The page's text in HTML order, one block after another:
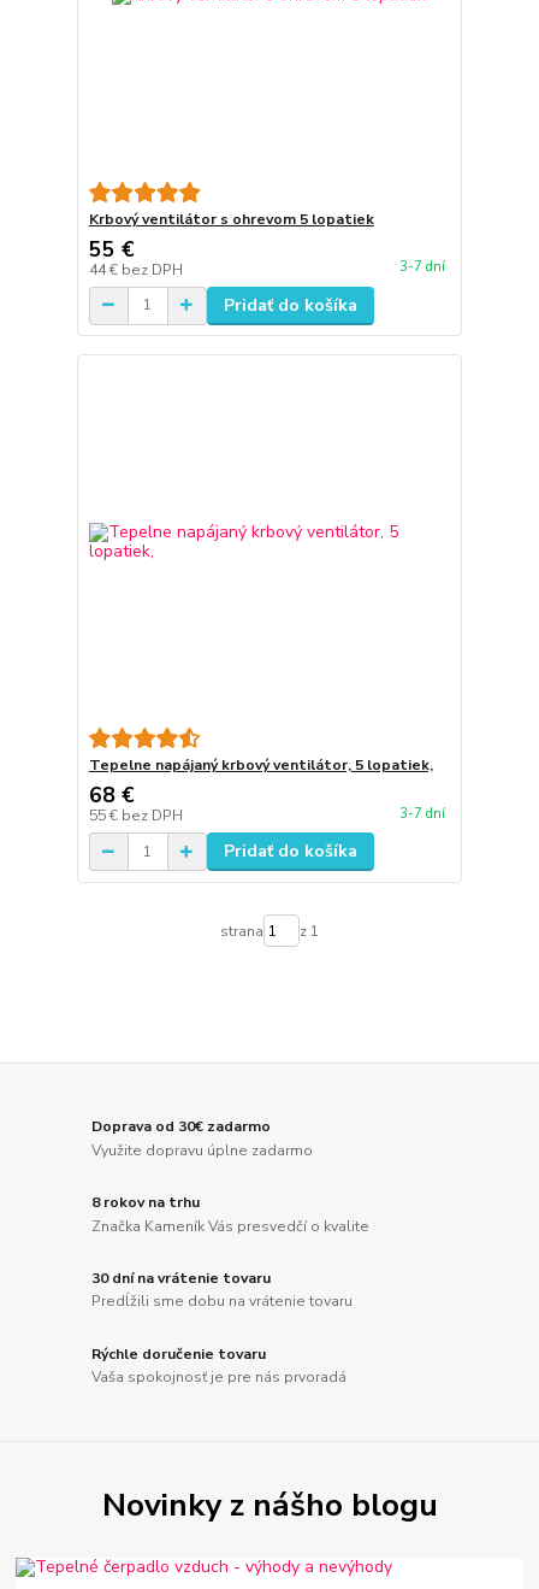
Krbový ventilátor s ohrevom 5 lopatiek
55 €
44 € bez DPH 3-7 dní
Pridať do košíka
Tepelne napájaný krbový ventilátor, 5 lopatiek,
68 €
55 € bez DPH 3-7 dní
Pridať do košíka
strana z 1
Doprava od 30€ zadarmo
Využite dopravu úplne zadarmo
8 rokov na trhu
Značka Kameník Vás presvedčí o kvalite
30 dní na vrátenie tovaru
Predĺžili sme dobu na vrátenie tovaru
Rýchle doručenie tovaru
Vaša spokojnosť je pre nás prvoradá
Novinky z nášho blogu